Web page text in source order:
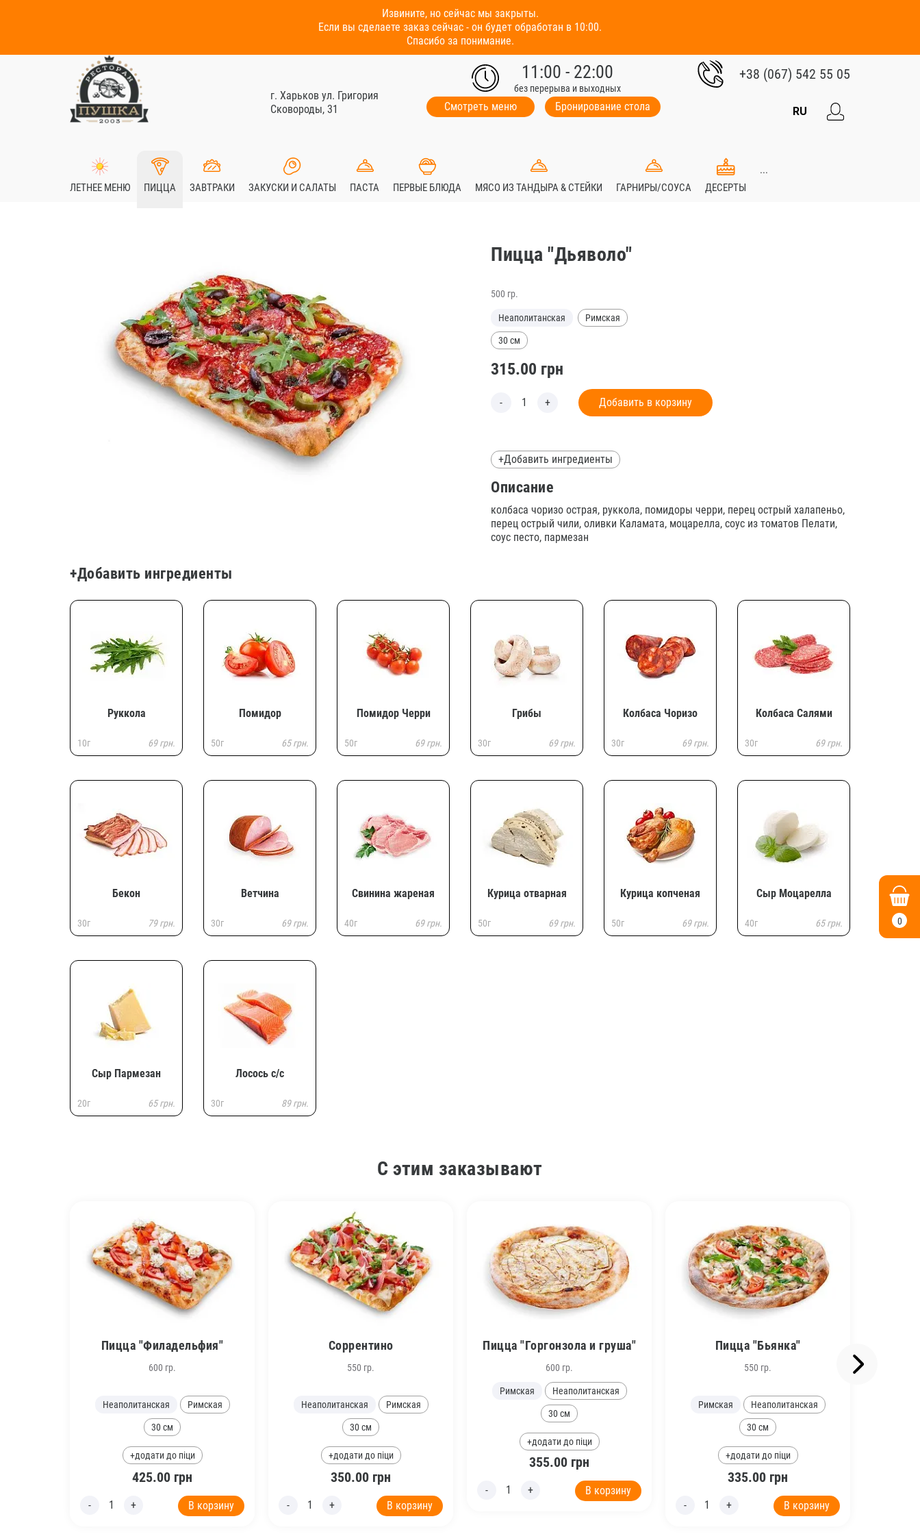
0
Извините, но сейчас мы закрыты.
Если вы сделаете заказ сейчас - он будет обработан в 10:00.
Спасибо за понимание.
г. Харьков ул. Григория
Сковороды, 31
11:00 - 22:00
без перерыва и выходных
Смотреть меню Бронирование стола
+38 (067) 542 55 05
RU
ЛЕТНЕЕ МЕНЮ ПИЦЦА ЗАВТРАКИ ЗАКУСКИ И САЛАТЫ ПАСТА ПЕРВЫЕ БЛЮДА МЯСО ИЗ ТАНДЫРА & СТЕЙКИ ГАРНИРЫ/СОУСА ДЕСЕРТЫ
...
Пицца "Дьяволо"
500 гр.
Неаполитанская Римская
30 см
315.00 грн
Добавить в корзину
+Добавить ингредиенты
Описание
колбаса чоризо острая, руккола, помидоры черри, перец острый халапеньо,
перец острый чили, оливки Каламата, моцарелла, соус из томатов Пелати,
соус песто, пармезан
+Добавить ингредиенты
Руккола
10г 69 грн.
Помидор
50г 65 грн.
Помидор Черри
50г 69 грн.
Грибы
30г 69 грн.
Колбаса Чоризо
30г 69 грн.
Колбаса Салями
30г 69 грн.
Бекон
30г 79 грн.
Ветчина
30г 69 грн.
Свинина жареная
40г 69 грн.
Курица отварная
50г 69 грн.
Курица копченая
50г 69 грн.
Сыр Моцарелла
40г 65 грн.
Сыр Пармезан
20г 65 грн.
Лосось с/с
30г 89 грн.
С этим заказывают
Пицца "Филадельфия"
600 гр.
Неаполитанская Римская
30 см
+додати до піци
425.00 грн
В корзину
Соррентино
550 гр.
Неаполитанская Римская
30 см
+додати до піци
350.00 грн
В корзину
Пицца "Горгонзола и груша"
600 гр.
Римская Неаполитанская
30 см
+додати до піци
355.00 грн
В корзину
Пицца "Бьянка"
550 гр.
Римская Неаполитанская
30 см
+додати до піци
335.00 грн
В корзину